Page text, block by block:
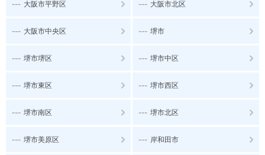
--- 大阪市平野区 --- 大阪市北区
--- 大阪市中央区 --- 堺市
--- 堺市堺区 --- 堺市中区
--- 堺市東区 --- 堺市西区
--- 堺市南区 --- 堺市北区
--- 堺市美原区 --- 岸和田市